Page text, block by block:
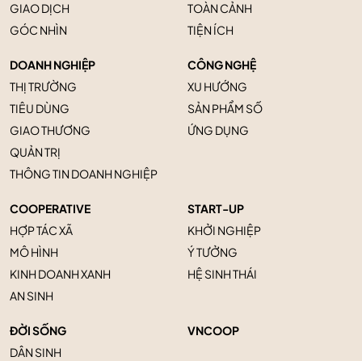
GIAO DỊCH
GÓC NHÌN
TOÀN CẢNH
TIỆN ÍCH
DOANH NGHIỆP
THỊ TRƯỜNG
TIÊU DÙNG
GIAO THƯƠNG
QUẢN TRỊ
THÔNG TIN DOANH NGHIỆP
CÔNG NGHỆ
XU HƯỚNG
SẢN PHẨM SỐ
ỨNG DỤNG
COOPERATIVE
HỢP TÁC XÃ
MÔ HÌNH
KINH DOANH XANH
AN SINH
START-UP
KHỞI NGHIỆP
Ý TƯỞNG
HỆ SINH THÁI
ĐỜI SỐNG
DÂN SINH
VNCOOP